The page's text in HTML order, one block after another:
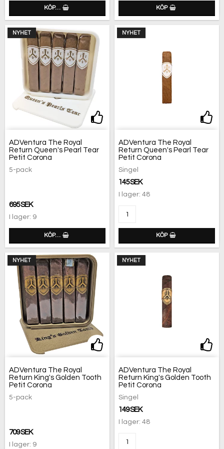
KÖP… KÖP
NYHET
ADVentura The Royal
Return Queen's Pearl Tear
Petit Corona
5-pack
695 SEK
I lager: 9
KÖP…
NYHET
ADVentura The Royal
Return Queen's Pearl Tear
Petit Corona
Singel
145 SEK
I lager: 48
KÖP
NYHET
ADVentura The Royal
Return King's Golden Tooth
Petit Corona
5-pack
709 SEK
I lager: 9
NYHET
ADVentura The Royal
Return King's Golden Tooth
Petit Corona
Singel
149 SEK
I lager: 48